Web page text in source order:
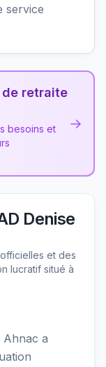
service
de retraite
besoins et
→
Denise
et des
lucratif situé à
Ahnac a